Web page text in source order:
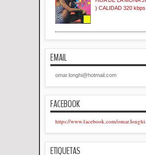
) CALIDAD 320 kbps
EMAIL
omar.longhi@hotmail.com
FACEBOOK
https://www.facebook.com/
ETIQUETAS